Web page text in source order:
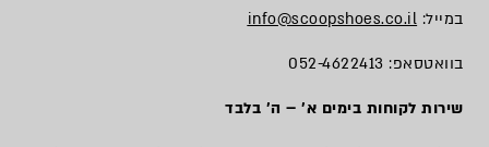
במייל: info@scoopshoes.co.il
בוואטסאפ: 052-4622413
שירות לקוחות בימים א׳ – ה׳ בלבד